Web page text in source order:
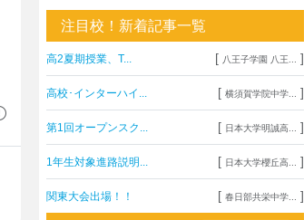
注目校！新着記事一覧
高2夏期授業、T... [ 八王子学園 八王... ]
高校･インターハイ... [ 横須賀学院中学... ]
第1回オープンスク... [ 日本大学明誠高... ]
1年生対象進路説明... [ 日本大学櫻丘高... ]
関東大会出場！！ [ 春日部共栄中学... ]